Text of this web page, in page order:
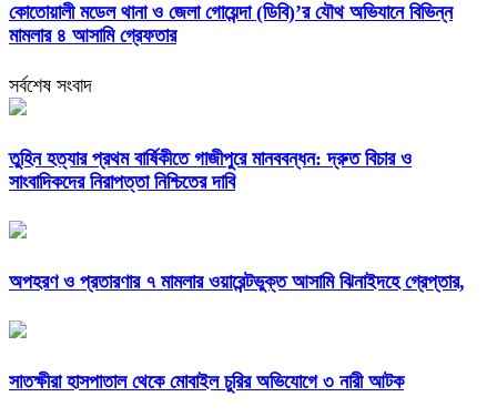
কোতোয়ালী মডেল থানা ও জেলা গোয়েন্দা (ডিবি)’র যৌথ অভিযানে বিভিন্ন
মামলার ৪ আসামি গ্রেফতার
সর্বশেষ সংবাদ
তুহিন হত্যার প্রথম বার্ষিকীতে গাজীপুরে মানববন্ধন: দ্রুত বিচার ও
সাংবাদিকদের নিরাপত্তা নিশ্চিতের দাবি
অপহরণ ও প্রতারণার ৭ মামলার ওয়ারেন্টভুক্ত আসামি ঝিনাইদহে গ্রেপ্তার,
সাতক্ষীরা হাসপাতাল থেকে মোবাইল চুরির অভিযোগে ৩ নারী আটক